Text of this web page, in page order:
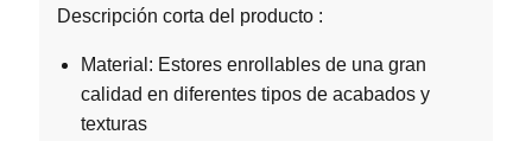
Descripción corta del producto :
Material: Estores enrollables de una gran
calidad en diferentes tipos de acabados y
texturas